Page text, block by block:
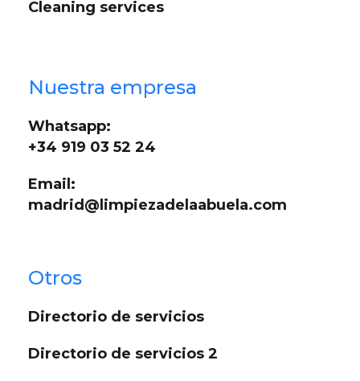
Cleaning services
Nuestra empresa
Whatsapp:
+34 919 03 52 24
Email:
madrid@limpiezadelaabuela.com
Otros
Directorio de servicios
Directorio de servicios 2